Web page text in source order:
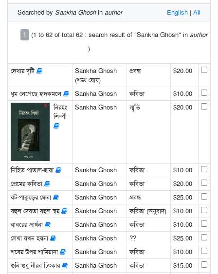
Searched by Sankha Ghoshin author English | All
1 (1 to 62 of total 62 : search result of "Sankha Ghosh" in author
)
দেখার দৃষ্টি
Sankha Ghosh
(শঙ্খ ঘোষ)
প্রবন্ধ $20.00
ধুম লেগেছে হৃদকমলে Sankha Ghosh কবিতা
$10.00
নিরহং
শিল্পী
Sankha Ghosh স্মৃতি $20.00
নিহিত পাতাল-ছায়া Sankha Ghosh কবিতা
$10.00
প্রেমের কবিতা
Sankha Ghosh কবিতা
$20.00
বট-পাকুড়ের ফেনা
Sankha Ghosh প্রবন্ধ
$25.00
বহুল দেবতা বহুল স্বর
Sankha Ghosh কবিতা (অনুবাদ)
$10.00
বাবরের প্রার্থনা
Sankha Ghosh কবিতা
$10.00
লেখা যখন হয়না
Sankha Ghosh ??
$25.00
শবের উপর শামিয়ানা
Sankha Ghosh কবিতা
$10.00
শুনি শুধু নীরব চিৎকার
Sankha Ghosh কবিতা
$15.00